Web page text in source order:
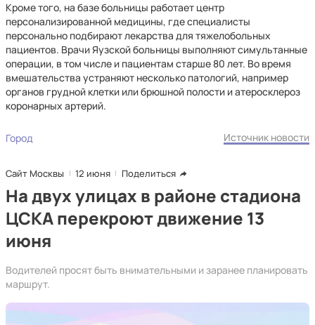
Кроме того, на базе больницы работает центр
персонализированной медицины, где специалисты
персонально подбирают лекарства для тяжелобольных
пациентов. Врачи Яузской больницы выполняют симультанные
операции, в том числе и пациентам старше 80 лет. Во время
вмешательства устраняют несколько патологий, например
органов грудной клетки или брюшной полости и атеросклероз
коронарных артерий.
Город Источник новости
Сайт Москвы 12 июня Поделиться
На двух улицах в районе стадиона
ЦСКА перекроют движение 13
июня
Водителей просят быть внимательными и заранее планировать
маршрут.